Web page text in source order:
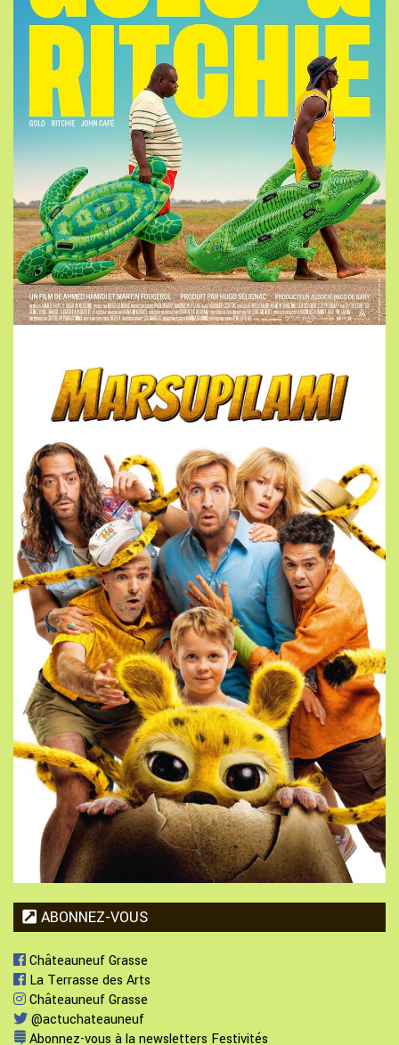
ABONNEZ-VOUS
Châteauneuf Grasse
La Terrasse des Arts
Châteauneuf Grasse
@actuchateauneuf
Abonnez-vous à la newsletters Festivités